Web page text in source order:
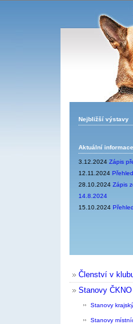
Nejbližší výstavy
Aktuální informace
3.12.2024 Zápis
12.11.2024
28.10.2024 Zápis
14.8.2024
15.10.2024
Členství v
Stanovy ČKNO
Stanovy
Stanovy